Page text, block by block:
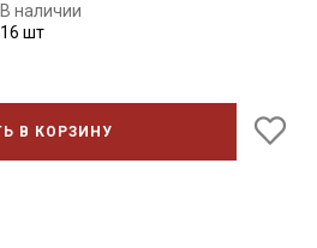
В наличии
16 шт
В КОРЗИНУ